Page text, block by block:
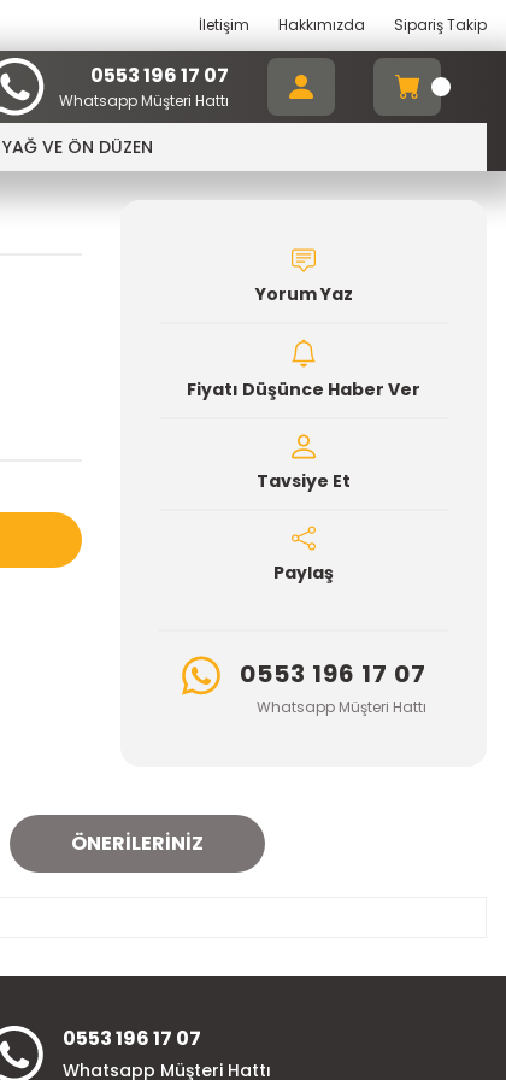
İletişim Hakkımızda Sipariş Takip
0553 196 17 07
Whatsapp Müşteri Hattı
YAĞ VE ÖN DÜZEN
Yorum Yaz
Fiyatı Düşünce Haber Ver
Tavsiye Et
Paylaş
0553 196 17 07
Whatsapp Müşteri Hattı
ÖNERILERINIZ
0553 196 17 07
Whatsapp Müşteri Hattı